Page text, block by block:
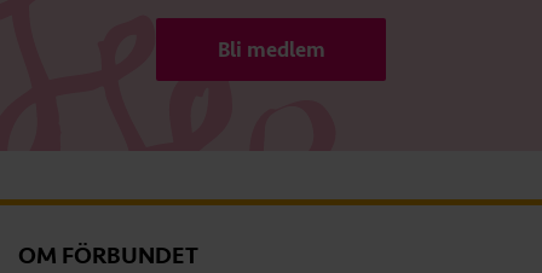
Bli medlem
OM FÖRBUNDET